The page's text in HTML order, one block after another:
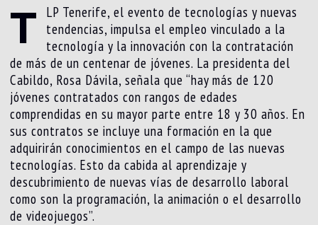
T
LP Tenerife, el evento de tecnologías y nuevas
tendencias, impulsa el empleo vinculado a la
tecnología y la innovación con la contratación
de más de un centenar de jóvenes. La presidenta del
Cabildo, Rosa Dávila, señala que “hay más de 120
jóvenes contratados con rangos de edades
comprendidas en su mayor parte entre 18 y 30 años. En
sus contratos se incluye una formación en la que
adquirirán conocimientos en el campo de las nuevas
tecnologías. Esto da cabida al aprendizaje y
descubrimiento de nuevas vías de desarrollo laboral
como son la programación, la animación o el desarrollo
de videojuegos”.